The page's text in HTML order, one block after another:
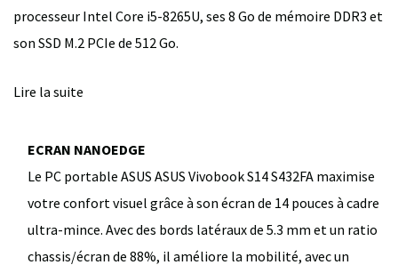
processeur Intel Core i5-8265U, ses 8 Go de mémoire DDR3 et
son SSD M.2 PCIe de 512 Go.
Lire la suite
ECRAN NANOEDGE
Le PC portable ASUS ASUS Vivobook S14 S432FA maximise
votre confort visuel grâce à son écran de 14 pouces à cadre
ultra-mince. Avec des bords latéraux de 5.3 mm et un ratio
chassis/écran de 88%, il améliore la mobilité, avec un